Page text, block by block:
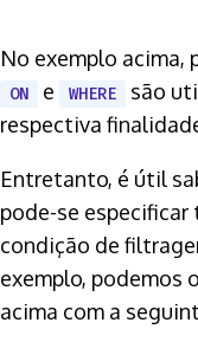
No exemplo acima,
ON e WHERE
são
respectiva
Entretanto, é útil
pode-se
condição de
exemplo, podemos
acima com a